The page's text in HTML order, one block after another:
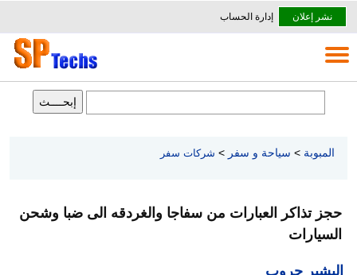
نشر إعلان إدارة الحساب
المبوبة > سياحة و سفر > شركات سفر
حجز تذاكر العبارات من سفاجا والغردقه الى ضبا وشحن
السيارات
البشير جروب